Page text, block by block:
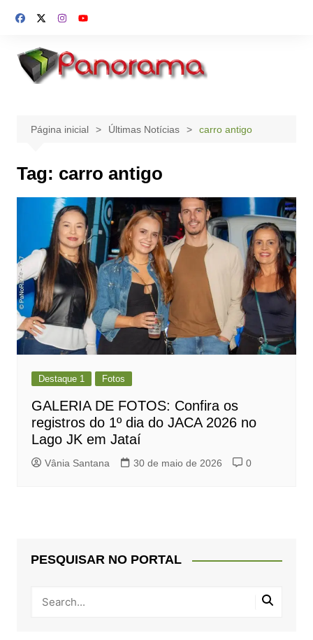
para
conteúdo
Página inicial Últimas Notícias carro antigo
Tag: carro antigo
Destaque 1 Fotos
GALERIA DE FOTOS: Confira os
registros do 1º dia do JACA 2026 no
Lago JK em Jataí
Vânia Santana 30 de maio de 2026 0
PESQUISAR NO PORTAL